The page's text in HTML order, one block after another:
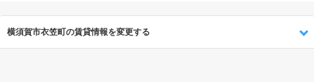
横須賀市衣笠町の賃貸情報を変更する